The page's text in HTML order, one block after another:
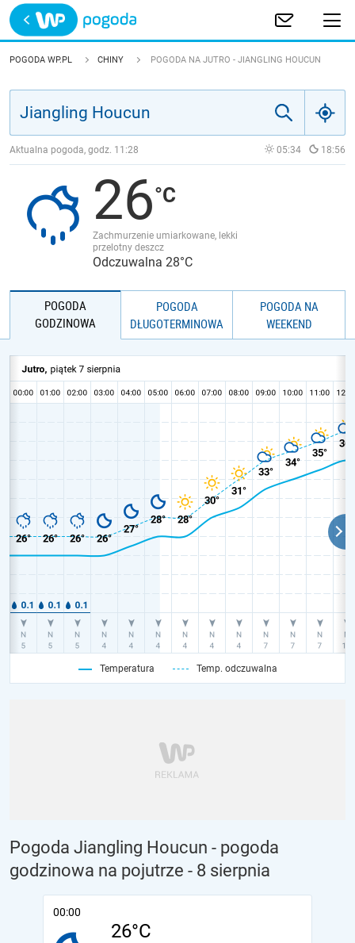
Trwa ładowanie
POLSKA
JAKOŚĆ POWIETRZA
POGODA WP.PL CHINY POGODA NA JUTRO - JIANGLING HOUCUN
Aktualna pogoda, godz. 11:28 05:34 18:56
26
Zachmurzenie umiarkowane, lekki
przelotny deszcz
Odczuwalna 28°C
POGODA
GODZINOWA
POGODA
DŁUGOTERMINOWA
POGODA NA
WEEKEND
Temperatura Temp. odczuwalna
Pogoda Jiangling Houcun - pogoda
godzinowa na pojutrze - 8 sierpnia
00:00
26°C